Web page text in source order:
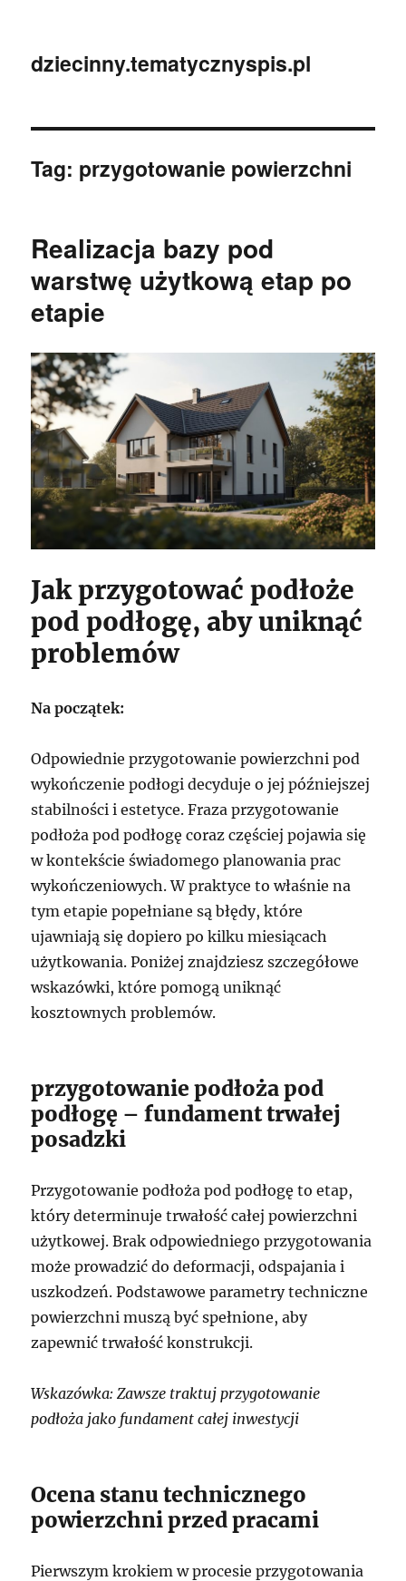
dziecinny.tematycznyspis.pl
Tag: przygotowanie powierzchni
Realizacja bazy pod
warstwę użytkową etap po
etapie
Jak przygotować podłoże
pod podłogę, aby uniknąć
problemów
Na początek:
Odpowiednie przygotowanie powierzchni pod
wykończenie podłogi decyduje o jej późniejszej
stabilności i estetyce. Fraza przygotowanie
podłoża pod podłogę coraz częściej pojawia się
w kontekście świadomego planowania prac
wykończeniowych. W praktyce to właśnie na
tym etapie popełniane są błędy, które
ujawniają się dopiero po kilku miesiącach
użytkowania. Poniżej znajdziesz szczegółowe
wskazówki, które pomogą uniknąć
kosztownych problemów.
przygotowanie podłoża pod
podłogę – fundament trwałej
posadzki
Przygotowanie podłoża pod podłogę to etap,
który determinuje trwałość całej powierzchni
użytkowej. Brak odpowiedniego przygotowania
może prowadzić do deformacji, odspajania i
uszkodzeń. Podstawowe parametry techniczne
powierzchni muszą być spełnione, aby
zapewnić trwałość konstrukcji.
Wskazówka: Zawsze traktuj przygotowanie
podłoża jako fundament całej inwestycji
Ocena stanu technicznego
powierzchni przed pracami
Pierwszym krokiem w procesie przygotowania